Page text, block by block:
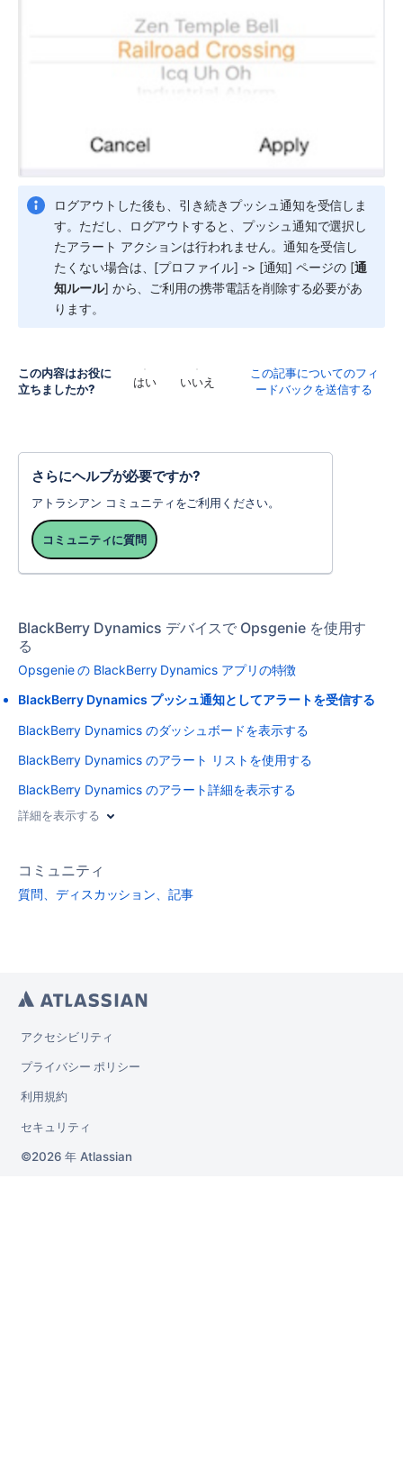
ログアウトした後も、引き続きプッシュ通知を受信しま
す。ただし、ログアウトすると、プッシュ通知で選択し
たアラート アクションは行われません。通知を受信し
たくない場合は、[プロファイル] -> [通知] ページの [通
知ルール] から、ご利用の携帯電話を削除する必要があ
ります。
この内容はお役に
立ちましたか?
はい いいえ
この記事についてのフィ
ードバックを送信する
さらにヘルプが必要ですか?
アトラシアン コミュニティをご利用ください。
コミュニティに質問
BlackBerry Dynamics デバイスで Opsgenie を使用す
る
Opsgenie の BlackBerry Dynamics アプリの特徴
BlackBerry Dynamics プッシュ通知としてアラートを受信する
BlackBerry Dynamics のダッシュボードを表示する
BlackBerry Dynamics のアラート リストを使用する
BlackBerry Dynamics のアラート詳細を表示する
詳細を表示する
コミュニティ
質問、ディスカッション、記事
アクセシビリティ
プライバシー ポリシー
利用規約
セキュリティ
2026 年 Atlassian